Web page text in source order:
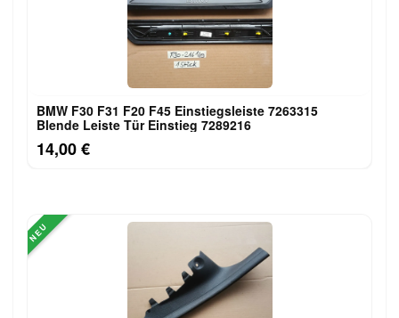
BMW F30 F31 F20 F45 Einstiegsleiste 7263315
Blende Leiste Tür Einstieg 7289216
14,00 €
NEU